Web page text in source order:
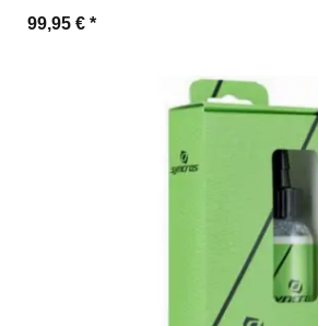
99,95 € *